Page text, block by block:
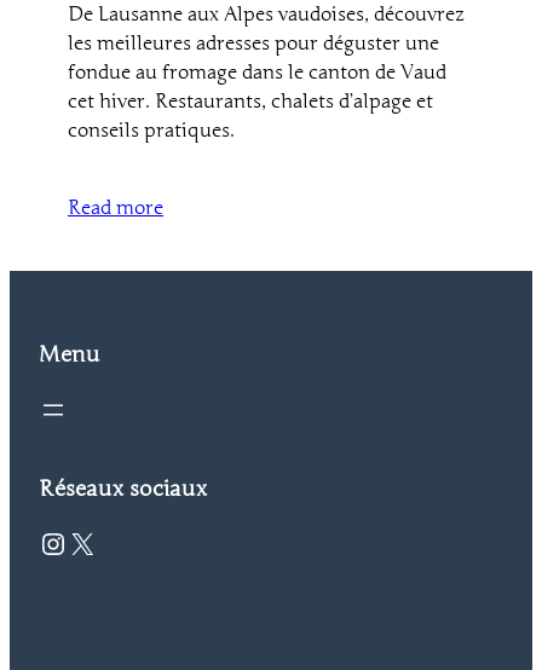
De Lausanne aux Alpes vaudoises, découvrez
les meilleures adresses pour déguster une
fondue au fromage dans le canton de Vaud
cet hiver. Restaurants, chalets d’alpage et
conseils pratiques.
Read more
Menu
Réseaux sociaux
Instagram X